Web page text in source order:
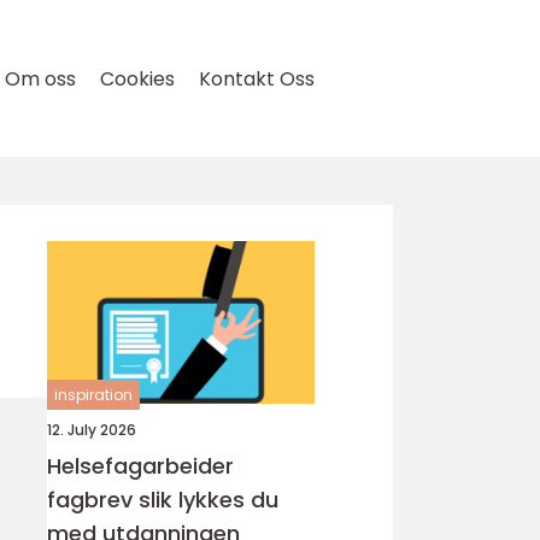
Om oss Cookies Kontakt Oss
inspiration
12. July 2026
Helsefagarbeider
fagbrev slik lykkes du
med utdanningen